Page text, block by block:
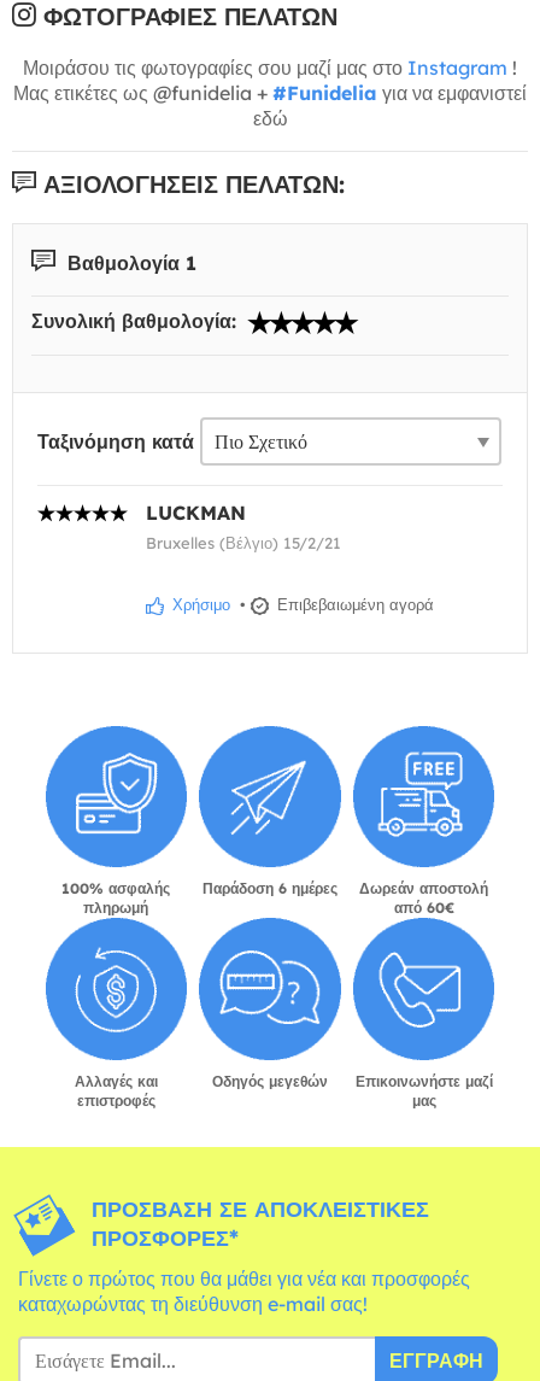
ΦΩΤΟΓΡΑΦΊΕΣ ΠΕΛΑΤΏΝ
Μοιράσου τις φωτογραφίες σου μαζί μας στο Instagram !
Μας ετικέτες ως @funidelia + #Funidelia για να εμφανιστεί
εδώ
ΑΞΙΟΛΟΓΉΣΕΙΣ ΠΕΛΑΤΏΝ:
Βαθμολογία 1
Συνολική βαθμολογία:
Ταξινόμηση κατά
LUCKMAN
Bruxelles (Βέλγιο) 15/2/21
Χρήσιμο • Επιβεβαιωμένη αγορά
100% ασφαλής
πληρωμή
Παράδοση 6 ημέρες
Δωρεάν αποστολή
από 60€
Αλλαγές και
επιστροφές
Οδηγός μεγεθών
Επικοινωνήστε μαζί
μας
ΠΡΌΣΒΑΣΗ ΣΕ ΑΠΟΚΛΕΙΣΤΙΚΈΣ
ΠΡΟΣΦΟΡΈΣ*
Γίνετε ο πρώτος που θα μάθει για νέα και προσφορές
καταχωρώντας τη διεύθυνση e-mail σας!
ΕΓΓΡΑΦΉ